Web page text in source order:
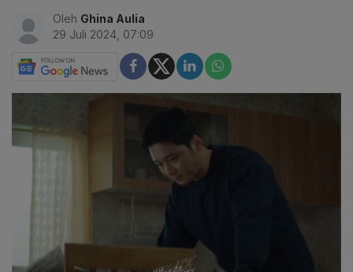
Oleh Ghina Aulia
29 Juli 2024, 07:09